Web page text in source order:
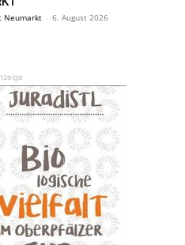
Neumarkt - 6. August 2026